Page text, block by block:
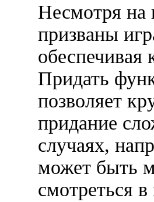
Несмотря на
призваны
Придать
позволяет
придание
случаях,
может быть
смотреться